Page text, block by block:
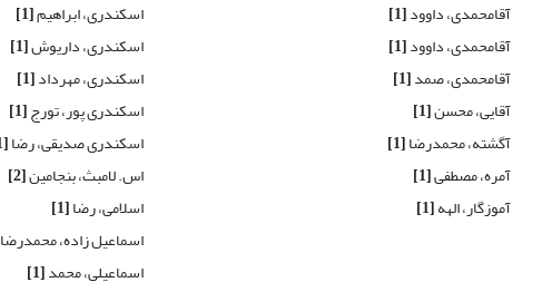
آقامحمدی، داوود[1]
آقامحمدی، داوود[1]
آقامحمدی، صمد[1]
آقایی، محسن[1]
آگشته، محمدرضا[1]
آمره، مصطفی[1]
آموزگار، الهه[1]
اسکندری، ابراهیم[1]
اسکندری، داریوش[1]
اسکندری، مهرداد[1]
اسکندری پور، تورج[1]
اسکندری صدیقی، رضا[1]
اس. لامبث، بنجامین[2]
اسلامی، رضا[1]
اسماعیل زاده، محمدرضا
اسماعیلی، محمد[1]